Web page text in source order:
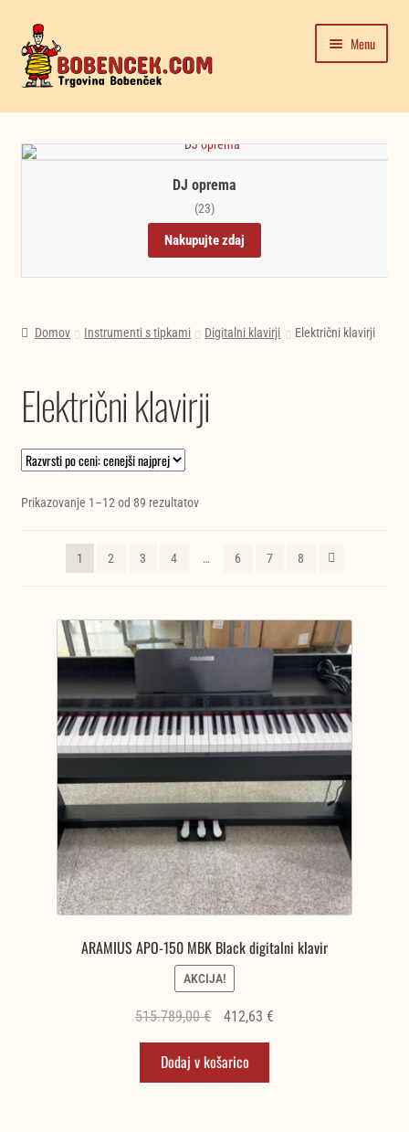
Skip
to
navigation
Skip
to
content
Menu
Domača stran
Moj račun
Novice in testi glasbil
DJ oprema
(23)
Nakupujte zdaj
Domov Instrumenti s tipkami Digitalni klavirji Električni klavirji
Električni klavirji
Prikazovanje 1–12 od 89 rezultatovRazvrščeno
od
najvišje
1 2 3 4 … 6 7 8
ARAMIUS APO-150 MBK Black digitalni klavir
AKCIJA!
515.789,00€
Izvirna
je
bila:
412,63 €Trenutna
Dodaj v košarico